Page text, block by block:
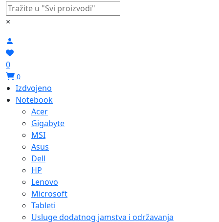
×
0
0
Izdvojeno
Notebook
Acer
Gigabyte
MSI
Asus
Dell
HP
Lenovo
Microsoft
Tableti
Usluge dodatnog jamstva i održavanja